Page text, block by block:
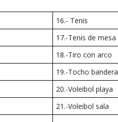
16.- Tenis
17.-Tenis de mesa
18.-Tiro con arco
19.-Tocho bandera
20.-Voleibol playa
21.-Voleibol sala